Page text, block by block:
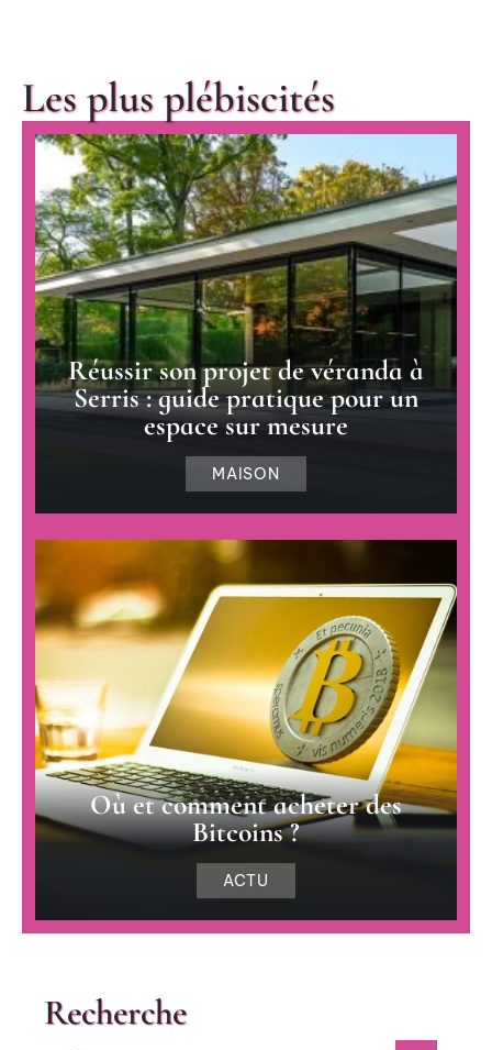
Les plus plébiscités
Réussir son projet de véranda à
Serris : guide pratique pour un
espace sur mesure
MAISON
Où et comment acheter des
Bitcoins ?
ACTU
Recherche